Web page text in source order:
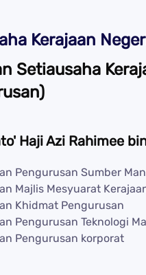
Kerajaan
Setiausaha
Haji Azi Rahimee
Pengurusan Sumber
Majlis Mesyuarat
Khidmat Pengurusan
Pengurusan Teknologi
Pengurusan korporat